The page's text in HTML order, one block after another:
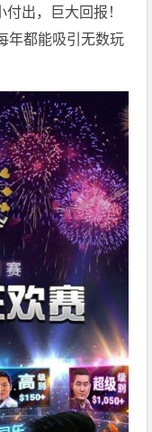
出，巨大回报！
年都能吸引无数玩